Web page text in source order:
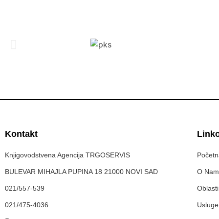
Kontakt
Knjigovodstvena Agencija TRGOSERVIS
BULEVAR MIHAJLA PUPINA 18 21000 NOVI SAD
021/557-539
021/475-4036
O
Oblasti
Usluge